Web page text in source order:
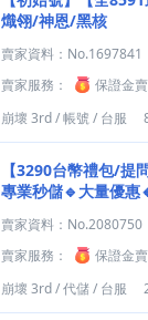
熾翎/神恩/黑核
賣家資料： No.1697841
賣家服務：
保證金
崩壞 3rd/帳號/ 台服
【3290台幣禮包/提
專業秒儲🔹大量優惠
賣家資料： No.2080750
賣家服務：
保證金
崩壞 3rd/代儲/ 台服